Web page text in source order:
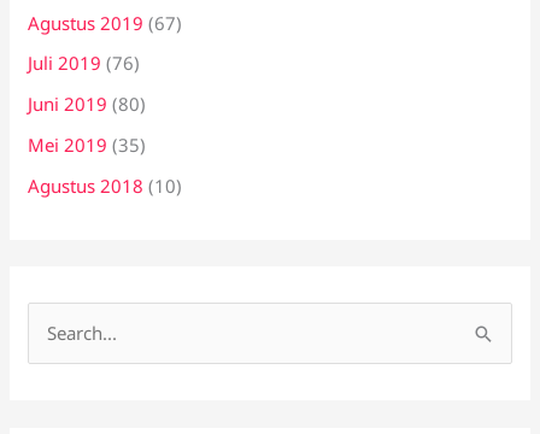
Agustus 2019 (67)
Juli 2019 (76)
Juni 2019 (80)
Mei 2019 (35)
Agustus 2018 (10)